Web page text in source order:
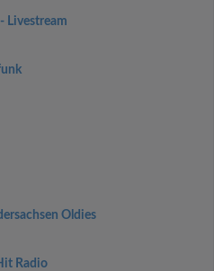
Livestream
Oldies
Radio